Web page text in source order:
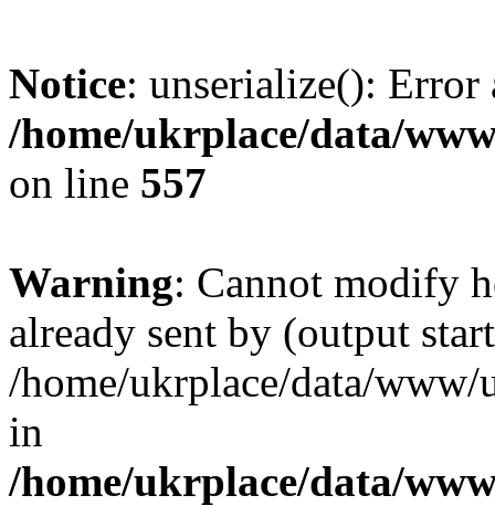
Notice: unserialize():
/home/ukrplace/data/
on line 557
Warning: Cannot modify
already sent by (output
/home/ukrplace/data/
in
/home/ukrplace/data/